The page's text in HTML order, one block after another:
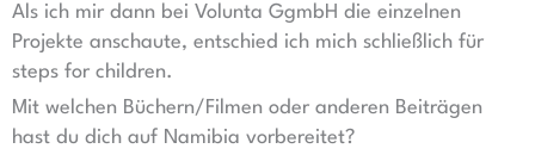
Als ich mir dann bei Volunta GgmbH die einzelnen
Projekte anschaute, entschied ich mich schließlich für
steps for children.
Mit welchen Büchern/Filmen oder anderen Beiträgen
hast du dich auf Namibia vorbereitet?